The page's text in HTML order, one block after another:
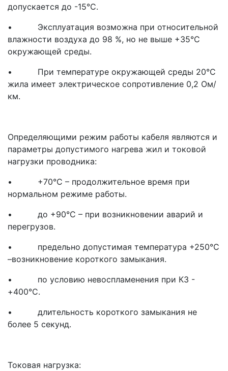
допускается до -15°С.
• Эксплуатация возможна при относительной
влажности воздуха до 98 %, но не выше +35°С
окружающей среды.
• При температуре окружающей среды 20°С
жила имеет электрическое сопротивление 0,2 Ом/
км.
Определяющими режим работы кабеля являются и
параметры допустимого нагрева жил и токовой
нагрузки проводника:
• +70°С – продолжительное время при
нормальном режиме работы.
• до +90°С – при возникновении аварий и
перегрузов.
• предельно допустимая температура +250°С
–возникновение короткого замыкания.
• по условию невоспламенения при КЗ -
+400°С.
• длительность короткого замыкания не
более 5 секунд.
Токовая нагрузка: